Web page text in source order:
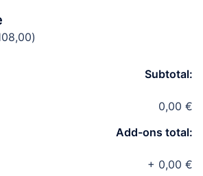
)
Subtotal:
0,00 €
Add-ons total:
+ 0,00 €